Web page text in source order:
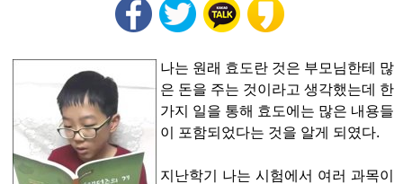
나는 원래 효도란 것은 부모님한테 많
은 돈을 주는 것이라고 생각했는데 한
가지 일을 통해 효도에는 많은 내용들
이 포함되었다는 것을 알게 되였다.
지난학기 나는 시험에서 여러 과목이